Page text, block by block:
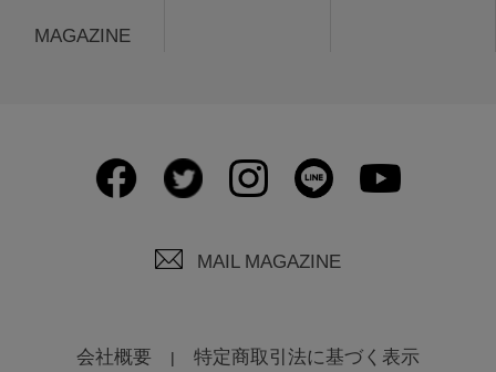
MAGAZINE
MAIL MAGAZINE
会社概要 特定商取引法に基づく表示